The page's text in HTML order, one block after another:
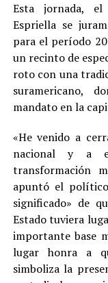
Esta jornada,
Espriella se
para el período
un recinto de
roto con una
suramericano,
mandato en la
«He venido a
nacional y a
transformación
apuntó el
significado» de
Estado tuviera
importante base
lugar honra a
simboliza la